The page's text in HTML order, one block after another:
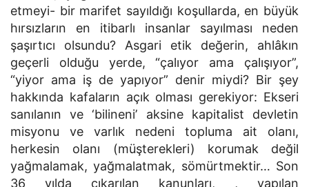
etmeyi- bir marifet sayıldığı koşullarda, en büyük
hırsızların en itibarlı insanlar sayılması neden
şaşırtıcı olsundu? Asgari etik değerin, ahlâkın
geçerli olduğu yerde, “çalıyor ama çalışıyor”,
“yiyor ama iş de yapıyor” denir miydi? Bir şey
hakkında kafaların açık olması gerekiyor: Ekseri
sanılanın ve ‘bilineni’ aksine kapitalist devletin
misyonu ve varlık nedeni topluma ait olanı,
herkesin olanı (müşterekleri) korumak değil
yağmalamak, yağmalatmak, sömürtmektir… Son
36 yılda çıkarılan kanunları, , yapılan